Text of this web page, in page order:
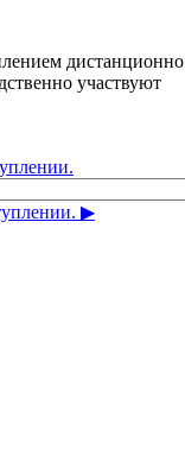
дистанционно
участвуют
▶︎